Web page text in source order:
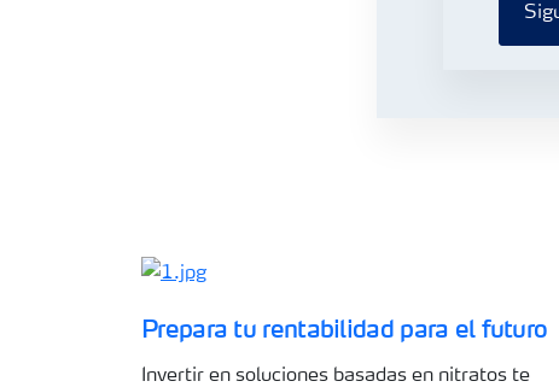
Prepara tu rentabilidad para el futuro
Invertir en soluciones basadas en nitratos te